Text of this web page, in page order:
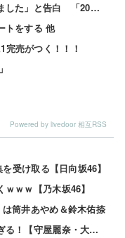
土田晃之「草サッカーとフットサルやめました」と告白 「20代の若手が来るんです。つまんなくて」 他
トをする 他
完売がつく！！！
Powered by livedoor 相互RSS
受け取る【日向坂46】
ｗｗ【乃木坂46】
筒井あやめ＆鈴木佑捺
【画像】れなぁとぞのの制服姿がエロ過ぎる！【守屋麗奈・大園玲】【櫻坂46】 他